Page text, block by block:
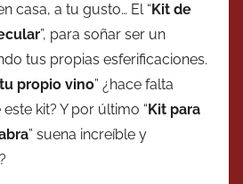
casa, a tu gusto… El “ Kit de
”, para soñar ser un
tus propias esferificaciones.
propio vino” ¿hace falta
kit? Y por último “ Kit para
” suena increíble y